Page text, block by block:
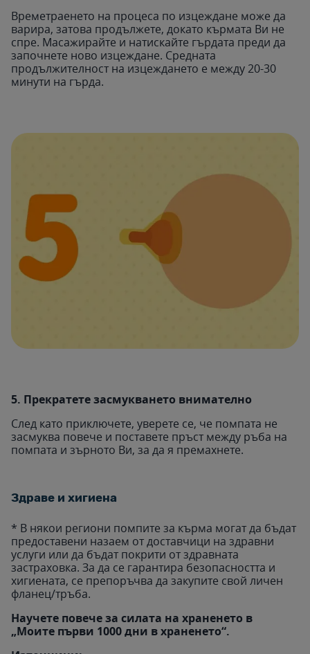
Времетраенето на процеса по изцеждане може да
варира, затова продължете, докато кърмата Ви не
спре. Масажирайте и натискайте гърдата преди да
започнете ново изцеждане. Средната
продължителност на изцеждането е между 20-30
минути на гърда.
5. Прекратете засмукването внимателно
След като приключете, уверете се, че помпата не
засмуква повече и поставете пръст между ръба на
помпата и зърното Ви, за да я премахнете.
Здраве и хигиена
* В някои региони помпите за кърма могат да бъдат
предоставени назаем от доставчици на здравни
услуги или да бъдат покрити от здравната
застраховка. За да се гарантира безопасността и
хигиената, се препоръчва да закупите свой личен
фланец/тръба.
Научете повече за силата на храненето в
„Моите първи 1000 дни в храненето“.